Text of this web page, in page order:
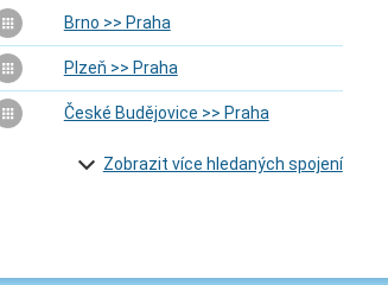
Brno >> Praha
Plzeň >> Praha
České Budějovice >> Praha
Zobrazit více hledaných spojení